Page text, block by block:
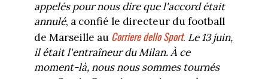
appelés pour nous dire que l'accord était
annulé, a confié le directeur du football
de Marseille au Corriere dello Sport. Le 13 juin,
il était l'entraîneur du Milan. À ce
moment-là, nous nous sommes tournés